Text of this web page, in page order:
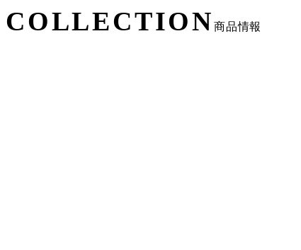
COLLECTION 商品情報